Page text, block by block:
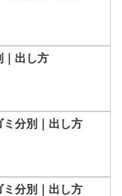
｜出し方
ミ分別｜出し方
ミ分別｜出し方